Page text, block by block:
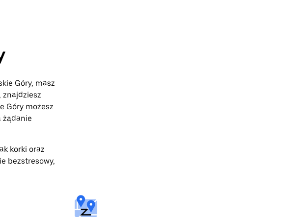
Góry, masz
znajdziesz
Góry możesz
żądanie
korki oraz
bezstresowy,